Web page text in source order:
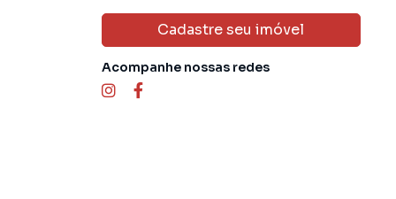
Cadastre seu imóvel
Acompanhe nossas redes